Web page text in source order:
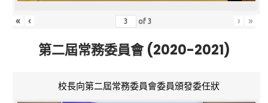
« ‹ of3 › »
第二屆常務委員會 (2020-2021)
校長向第二屆常務委員會委員頒發委任狀